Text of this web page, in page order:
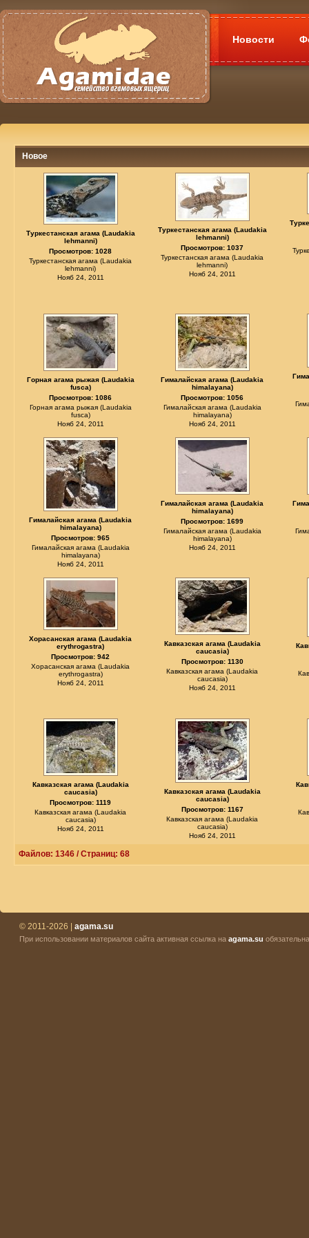
Новости
Новое
Туркестанская агама (Laudakia
lehmanni)
Просмотров: 1028
Туркестанская агама (Laudakia
lehmanni)
Нояб 24, 2011
Туркестанская агама (Laudakia
lehmanni)
Просмотров: 1037
Туркестанская агама (Laudakia
lehmanni)
Нояб 24, 2011
Горная агама рыжая (Laudakia
fusca)
Просмотров: 1086
Горная агама рыжая (Laudakia
fusca)
Нояб 24, 2011
Гималайская агама (Laudakia
himalayana)
Просмотров: 1056
Гималайская агама (Laudakia
himalayana)
Нояб 24, 2011
Гималайская агама (Laudakia
himalayana)
Просмотров: 965
Гималайская агама (Laudakia
himalayana)
Нояб 24, 2011
Гималайская агама (Laudakia
himalayana)
Просмотров: 1699
Гималайская агама (Laudakia
himalayana)
Нояб 24, 2011
Хорасанская агама (Laudakia
erythrogastra)
Просмотров: 942
Хорасанская агама (Laudakia
erythrogastra)
Нояб 24, 2011
Кавказская агама (Laudakia
caucasia)
Просмотров: 1130
Кавказская агама (Laudakia
caucasia)
Нояб 24, 2011
Кавказская агама (Laudakia
caucasia)
Просмотров: 1119
Кавказская агама (Laudakia
caucasia)
Нояб 24, 2011
Кавказская агама (Laudakia
caucasia)
Просмотров: 1167
Кавказская агама (Laudakia
caucasia)
Нояб 24, 2011
Файлов: 1346 / Страниц: 68
© 2011-2026 | agama.su
При использовании материалов сайта активная ссылка на agama.su